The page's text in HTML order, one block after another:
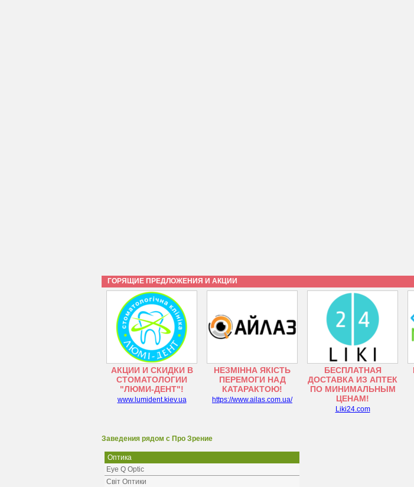
ГОРЯЩИЕ ПРЕДЛОЖЕНИЯ И АКЦИИ
АКЦИИ И СКИДКИ В
СТОМАТОЛОГИИ
"ЛЮМИ-ДЕНТ"!
www.lumident.kiev.ua
НЕЗМІННА ЯКІСТЬ
ПЕРЕМОГИ НАД
КАТАРАКТОЮ!
https://www.ailas.com.ua/
БЕСПЛАТНАЯ
ДОСТАВКА ИЗ АПТЕК
ПО МИНИМАЛЬНЫМ
ЦЕНАМ!
Liki24.com
Заведения рядом с Про Зрение
Оптика
Eye Q Optic
Світ Оптики